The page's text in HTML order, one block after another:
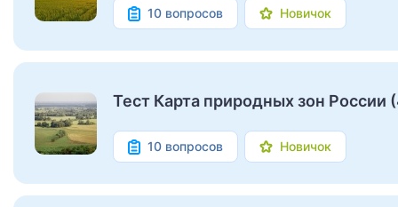
10 вопросов Новичок
Тест Карта природных зон России
10 вопросов Новичок